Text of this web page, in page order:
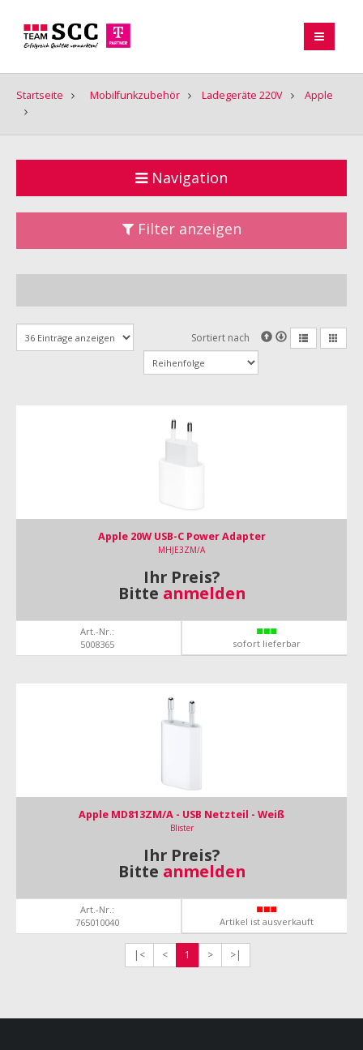
Startseite Mobilfunkzubehör Ladegeräte 220V Apple
Navigation
Filter anzeigen
Sortiert nach
Apple 20W USB-C Power Adapter
MHJE3ZM/A
Ihr Preis?
Bitte anmelden
Art.-Nr.:
5008365
sofort lieferbar
Apple MD813ZM/A - USB Netzteil - Weiß
Blister
Ihr Preis?
Bitte anmelden
Art.-Nr.:
765010040
Artikel ist ausverkauft
|< < 1 > >|